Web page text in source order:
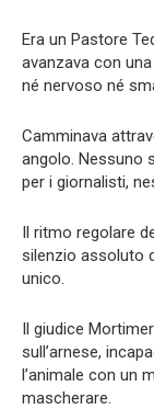
Era un Pastore
avanzava con
né nervoso né
Camminava
angolo. Nessuno
per i giornalisti,
Il ritmo regolare
silenzio assoluto
unico.
Il giudice
sull’arnese,
l’animale con un
mascherare.